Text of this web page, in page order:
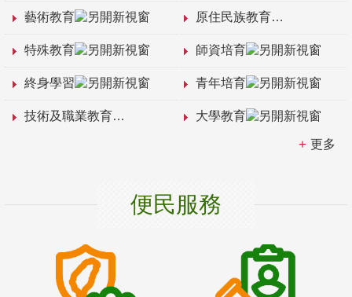
藝術教育 原住民族教育
特殊教育 師資培育
終身學習 青年培育
技術及職業教育 大學教育
更多
便民服務